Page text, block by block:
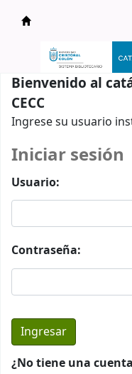
Catálogo en
Bienvenido al
CECC
Ingrese su usuario
Iniciar sesión
Usuario:
Contraseña:
¿No tiene una